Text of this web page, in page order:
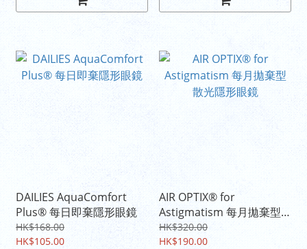
DAILIES AquaComfort
Plus® 每日即棄隱形眼鏡
HK$168.00
HK$105.00
AIR OPTIX® for
Astigmatism 每月拋棄型
散光隱形眼鏡
HK$320.00
HK$190.00